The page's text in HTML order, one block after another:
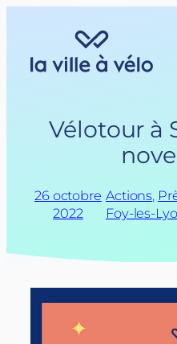
Vélotour à
26 octobre
2022
Actions,
Foy-les-